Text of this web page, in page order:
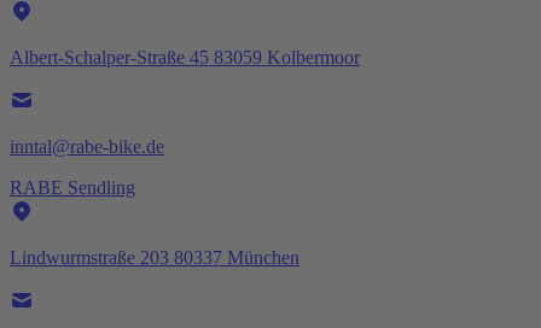
Albert-Schalper-Straße 45 83059 Kolbermoor
inntal@rabe-bike.de
RABE Sendling
Lindwurmstraße 203 80337 München